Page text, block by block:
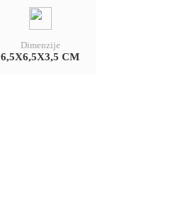
Dimenzije
6,5X6,5X3,5 CM